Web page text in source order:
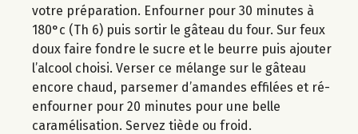
votre préparation. Enfourner pour 30 minutes à
180°c (Th 6) puis sortir le gâteau du four. Sur feux
doux faire fondre le sucre et le beurre puis ajouter
l’alcool choisi. Verser ce mélange sur le gâteau
encore chaud, parsemer d’amandes effilées et ré-
enfourner pour 20 minutes pour une belle
caramélisation. Servez tiède ou froid.